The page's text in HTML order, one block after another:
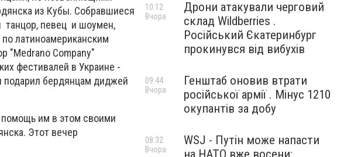
из Кубы. Собравшиеся
танцор, певец и шоумен,
латиноамериканским
"Medrano Company"
фестивалей в Украине -
подарил бердянцам диджей
помощь им в этом своими
Этот вечер
Дрони атакували черговий
склад Wildberries .
Російський Єкатеринбург
прокинувся від вибухів
10:12
Вчора
Генштаб оновив втрати
російської армії . Мінус 1210
окупантів за добу
09:44
Вчора
WSJ - Путін може напасти
на НАТО вже восени:
08:32
Вчора